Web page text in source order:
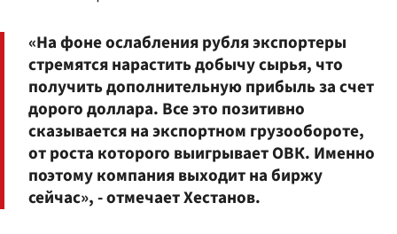
«На фоне ослабления рубля экспортеры
стремятся нарастить добычу сырья, что
получить дополнительную прибыль за счет
дорого доллара. Все это позитивно
сказывается на экспортном грузообороте,
от роста которого выигрывает ОВК. Именно
поэтому компания выходит на биржу
сейчас», - отмечает Хестанов.